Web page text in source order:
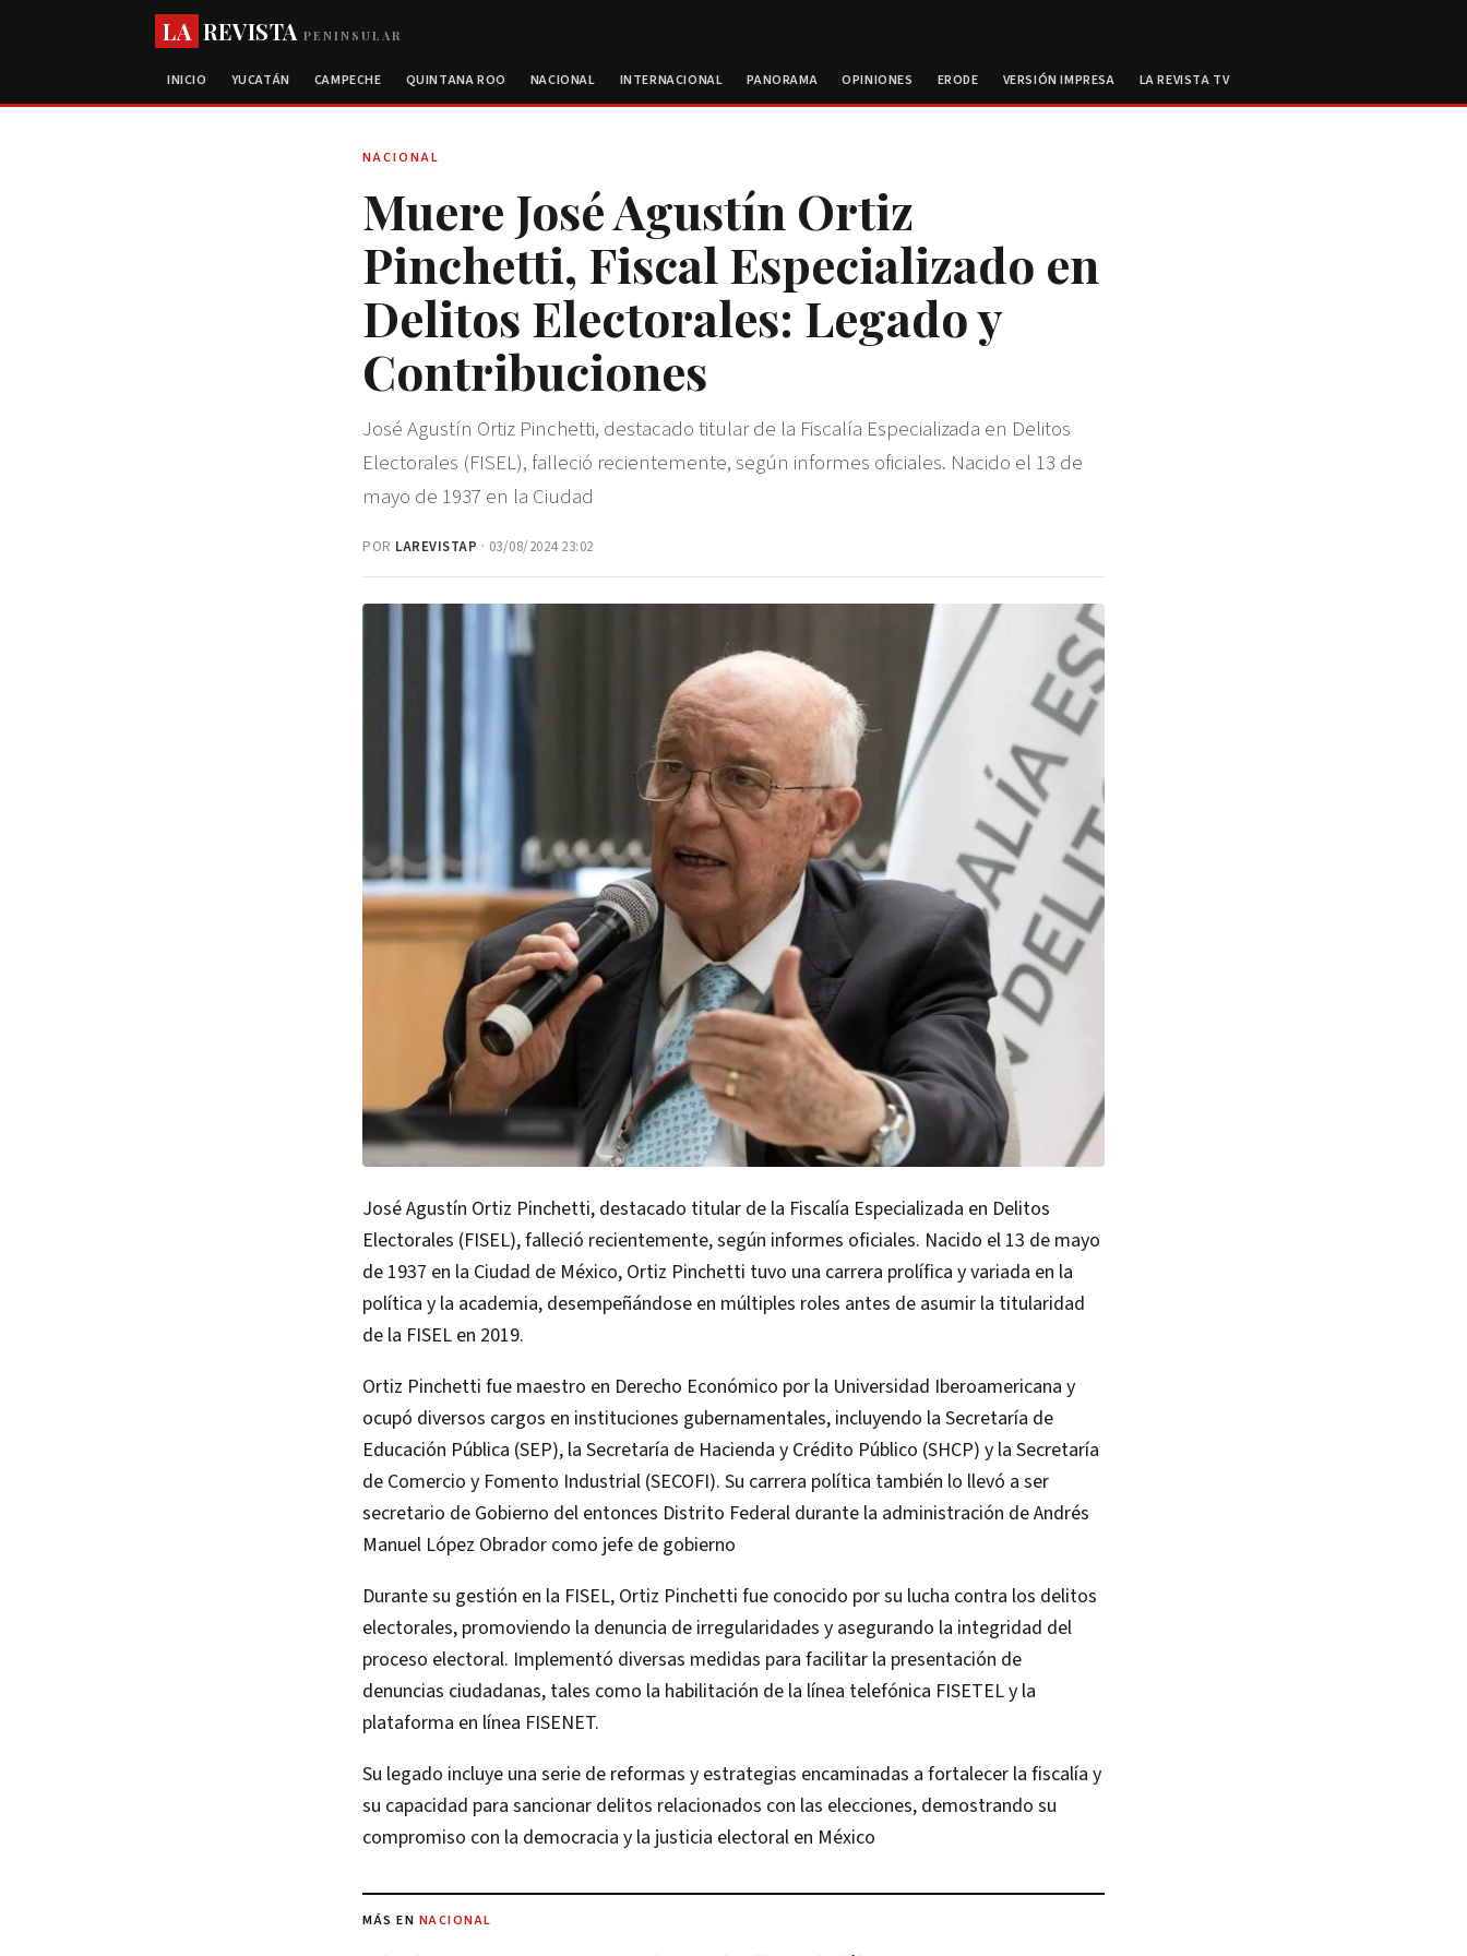
LA REVISTAPENINSULAR
INICIO YUCATÁN CAMPECHE QUINTANA ROO NACIONAL INTERNACIONAL PANORAMA OPINIONES ERODE VERSIÓN IMPRESA LA REVISTA TV
NACIONAL
Muere José Agustín Ortiz
Pinchetti, Fiscal Especializado en
Delitos Electorales: Legado y
Contribuciones
José Agustín Ortiz Pinchetti, destacado titular de la Fiscalía Especializada en Delitos
Electorales (FISEL), falleció recientemente, según informes oficiales. Nacido el 13 de
mayo de 1937 en la Ciudad
POR LAREVISTAP · 03/08/2024 23:02
José Agustín Ortiz Pinchetti, destacado titular de la Fiscalía Especializada en Delitos
Electorales (FISEL), falleció recientemente, según informes oficiales. Nacido el 13 de mayo
de 1937 en la Ciudad de México, Ortiz Pinchetti tuvo una carrera prolífica y variada en la
política y la academia, desempeñándose en múltiples roles antes de asumir la titularidad
de la FISEL en 2019.
Ortiz Pinchetti fue maestro en Derecho Económico por la Universidad Iberoamericana y
ocupó diversos cargos en instituciones gubernamentales, incluyendo la Secretaría de
Educación Pública (SEP), la Secretaría de Hacienda y Crédito Público (SHCP) y la Secretaría
de Comercio y Fomento Industrial (SECOFI). Su carrera política también lo llevó a ser
secretario de Gobierno del entonces Distrito Federal durante la administración de Andrés
Manuel López Obrador como jefe de gobierno
Durante su gestión en la FISEL, Ortiz Pinchetti fue conocido por su lucha contra los delitos
electorales, promoviendo la denuncia de irregularidades y asegurando la integridad del
proceso electoral. Implementó diversas medidas para facilitar la presentación de
denuncias ciudadanas, tales como la habilitación de la línea telefónica FISETEL y la
plataforma en línea FISENET.
Su legado incluye una serie de reformas y estrategias encaminadas a fortalecer la fiscalía y
su capacidad para sancionar delitos relacionados con las elecciones, demostrando su
compromiso con la democracia y la justicia electoral en México
MÁS EN NACIONAL